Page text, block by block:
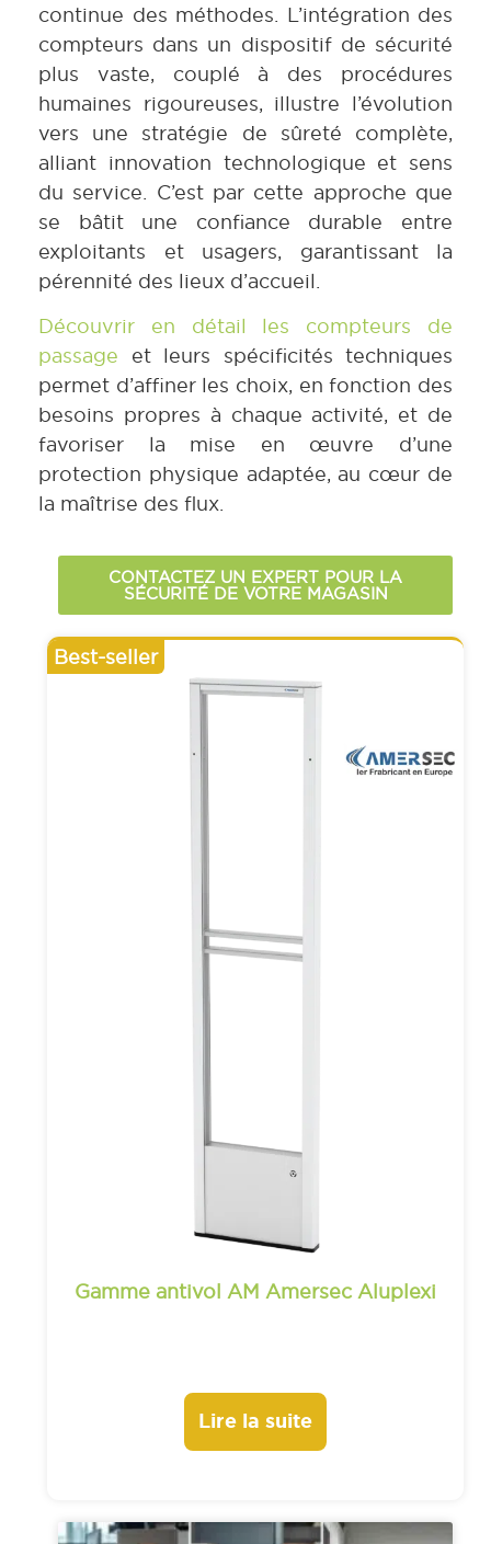
continue des méthodes. L’intégration des
compteurs dans un dispositif de sécurité
plus vaste, couplé à des procédures
humaines rigoureuses, illustre l’évolution
vers une stratégie de sûreté complète,
alliant innovation technologique et sens
du service. C’est par cette approche que
se bâtit une confiance durable entre
exploitants et usagers, garantissant la
pérennité des lieux d’accueil.
Découvrir en détail les compteurs de
passage et leurs spécificités techniques
permet d’affiner les choix, en fonction des
besoins propres à chaque activité, et de
favoriser la mise en œuvre d’une
protection physique adaptée, au cœur de
la maîtrise des flux.
CONTACTEZ UN EXPERT POUR LA
SÉCURITÉ DE VOTRE MAGASIN
Gamme antivol AM Amersec Aluplexi
Lire la suite